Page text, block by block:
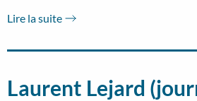
Lire la suite
Laurent Lejard